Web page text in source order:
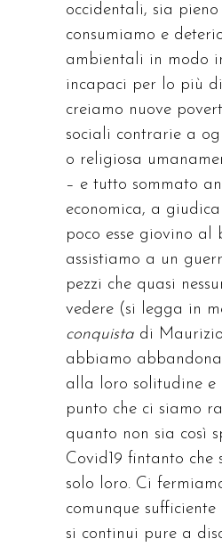
occidentali, sia
consumiamo e
ambientali in modo
incapaci per lo più
creiamo nuove
sociali contrarie a
o religiosa
– e tutto sommato
economica, a
poco esse giovino al
assistiamo a un
pezzi che quasi
vedere (si legga in
conquista di
abbiamo
alla loro solitudine e
punto che ci siamo
quanto non sia così
Covid19 fintanto che
solo loro. Ci
comunque
si continui pure a